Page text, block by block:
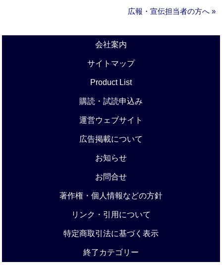
広報・宣伝担当者の方へ »
会社案内
サイトマップ
Product List
購読・試読申込み
運営ウェブサイト
広告掲載について
お知らせ
お問合せ
著作権・個人情報などの方針
リンク・引用について
特定商取引法に基づく表示
終了カテゴリー